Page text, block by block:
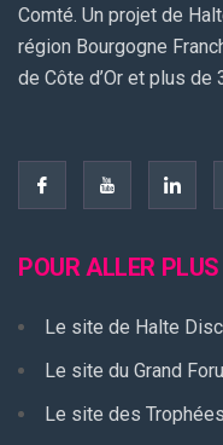
Comté. Un projet de
région Bourgogne
de Côte d’Or et plus de
POUR ALLER
Le site de Halte
Le site du Grand
Le site des